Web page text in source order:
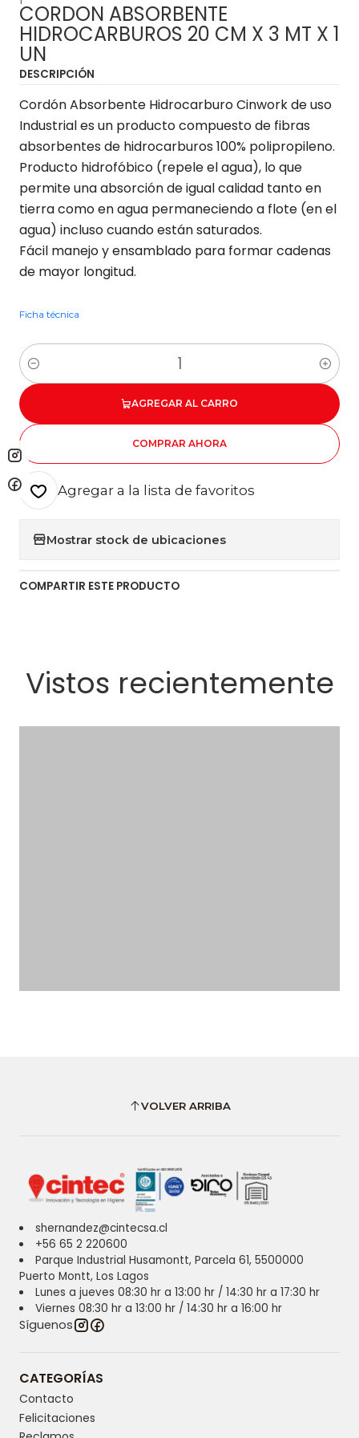
CORDON ABSORBENTE
HIDROCARBUROS 20 CM X 3 MT X 1
UN
DESCRIPCIÓN
Cordón Absorbente Hidrocarburo Cinwork de uso
Industrial es un producto compuesto de fibras
absorbentes de hidrocarburos 100% polipropileno.
Producto hidrofóbico (repele el agua), lo que
permite una absorción de igual calidad tanto en
tierra como en agua permaneciendo a flote (en el
agua) incluso cuando están saturados.
Fácil manejo y ensamblado para formar cadenas
de mayor longitud.
Ficha técnica
Cantidad
AGREGAR AL CARRO
COMPRAR AHORA
Agregar a la lista de favoritos
Mostrar stock de ubicaciones
COMPARTIR ESTE PRODUCTO
Vistos recientemente
VOLVER ARRIBA
shernandez@cintecsa.cl
+56 65 2 220600
Parque Industrial Husamontt, Parcela 61, 5500000
Puerto Montt, Los Lagos
Lunes a jueves 08:30 hr a 13:00 hr / 14:30 hr a 17:30 hr
Viernes 08:30 hr a 13:00 hr / 14:30 hr a 16:00 hr
Síguenos
CATEGORÍAS
Contacto
Felicitaciones